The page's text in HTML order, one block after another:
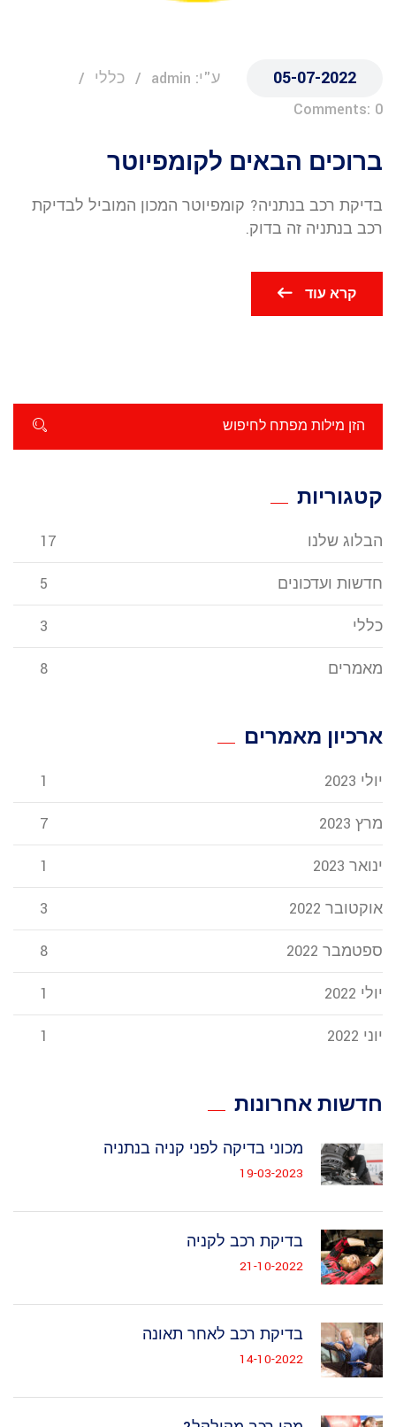
05-07-2022 ע"י: admin
כללי
Comments: 0
ברוכים הבאים לקומפיוטר
בדיקת רכב בנתניה? קומפיוטר המכון המוביל לבדיקת
רכב בנתניה זה בדוק.
קרא עוד
קטגוריות
הבלוג שלנו 17
חדשות ועדכונים 5
כללי 3
מאמרים 8
ארכיון מאמרים
יולי 2023 1
מרץ 2023 7
ינואר 2023 1
אוקטובר 2022 3
ספטמבר 2022 8
יולי 2022 1
יוני 2022 1
חדשות אחרונות
מכוני בדיקה לפני קניה בנתניה
19-03-2023
בדיקת רכב לקניה
21-10-2022
בדיקת רכב לאחר תאונה
14-10-2022